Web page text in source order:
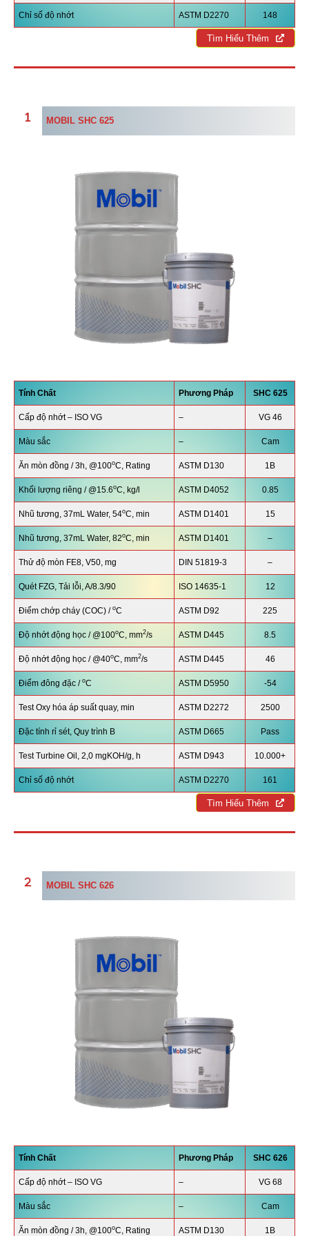
Chỉ số độ nhớt ASTM D2270 148
Tìm Hiểu Thêm
MOBIL SHC 625
Tính Chất Phương Pháp SHC 625
Cấp độ nhớt – ISO VG – VG 46
Màu sắc – Cam
Ăn mòn đồng / 3h, @100oC, Rating ASTM D130 1B
Khối lượng riêng / @15.6oC, kg/l ASTM D4052 0.85
Nhũ tương, 37mL Water, 54oC, min ASTM D1401 15
Nhũ tương, 37mL Water, 82oC, min ASTM D1401 –
Thử độ mòn FE8, V50, mg DIN 51819-3 –
Quét FZG, Tải lỗi, A/8.3/90 ISO 14635-1 12
Điểm chớp cháy (COC) / oC ASTM D92 225
Độ nhớt động học / @100oC, mm2/s ASTM D445 8.5
Độ nhớt động học / @40oC, mm2/s ASTM D445 46
Điểm đông đặc / oC ASTM D5950 -54
Test Oxy hóa áp suất quay, min ASTM D2272 2500
Đặc tính rỉ sét, Quy trình B ASTM D665 Pass
Test Turbine Oil, 2,0 mgKOH/g, h ASTM D943 10.000+
Chỉ số độ nhớt ASTM D2270 161
Tìm Hiểu Thêm
MOBIL SHC 626
Tính Chất Phương Pháp SHC 626
Cấp độ nhớt – ISO VG – VG 68
Màu sắc – Cam
Ăn mòn đồng / 3h, @100oC, Rating ASTM D130 1B